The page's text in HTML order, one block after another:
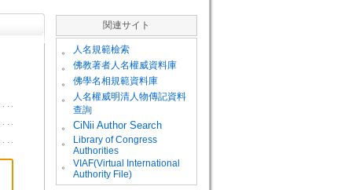
関連サイト
。 人名規範檢索
。 佛教著者人名權威資料庫
。 佛學名相規範資料庫
。
人名權威明清人物傳記資料
查詢
。
CiNii Author Search
。
Library of Congress
Authorities
。
VIAF(Virtual International
Authority File)